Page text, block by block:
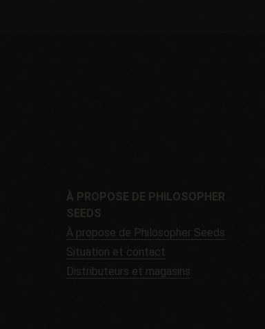
À PROPOSE DE PHILOSOPHER
SEEDS
À propose de Philosopher Seeds
Situation et contact
Distributeurs et magasins